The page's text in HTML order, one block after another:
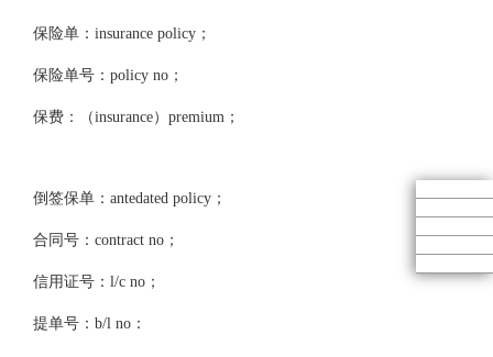
保险单：insurance policy；
保险单号：policy no；
保费：（insurance）premium；
倒签保单：antedated policy；
合同号：contract no；
信用证号：l/c no；
提单号：b/l no：